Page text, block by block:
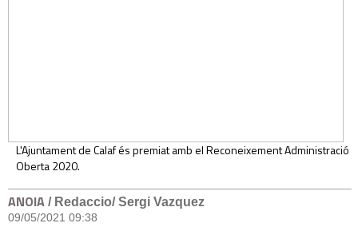
L'Ajuntament de Calaf és premiat amb el Reconeixement Administració
Oberta 2020.
ANOIA / Redaccio/ Sergi Vazquez
09/05/2021 09:38